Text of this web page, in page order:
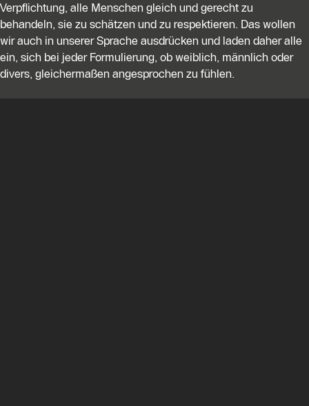
Verpflichtung, alle Menschen gleich und gerecht zu
behandeln, sie zu schätzen und zu respektieren. Das wollen
wir auch in unserer Sprache ausdrücken und laden daher alle
ein, sich bei jeder Formulierung, ob weiblich, männlich oder
divers, gleichermaßen angesprochen zu fühlen.